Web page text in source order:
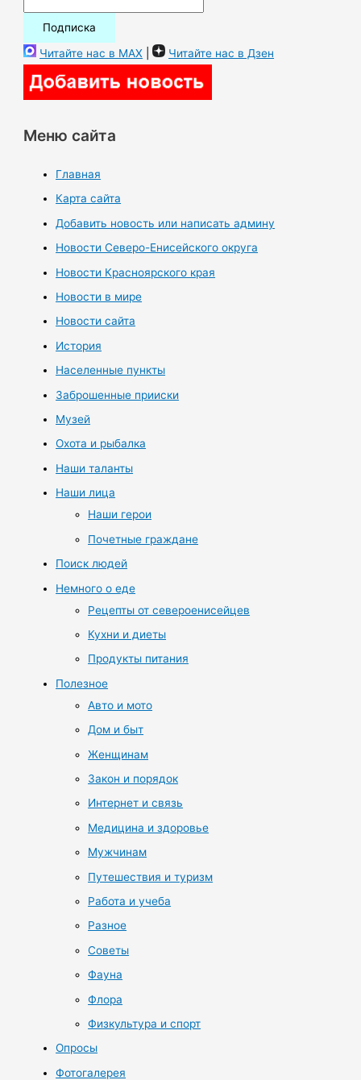
Читайте нас в MAX | Читайте нас в Дзен
Меню сайта
Главная
Карта сайта
Добавить новость или написать админу
Новости Северо-Енисейского округа
Новости Красноярского края
Новости в мире
Новости сайта
История
Населенные пункты
Заброшенные прииски
Музей
Охота и рыбалка
Наши таланты
Наши лица
Наши герои
Почетные граждане
Поиск людей
Немного о еде
Рецепты от североенисейцев
Кухни и диеты
Продукты питания
Полезное
Авто и мото
Дом и быт
Женщинам
Закон и порядок
Интернет и связь
Медицина и здоровье
Мужчинам
Путешествия и туризм
Работа и учеба
Разное
Советы
Фауна
Флора
Физкультура и спорт
Опросы
Фотогалерея